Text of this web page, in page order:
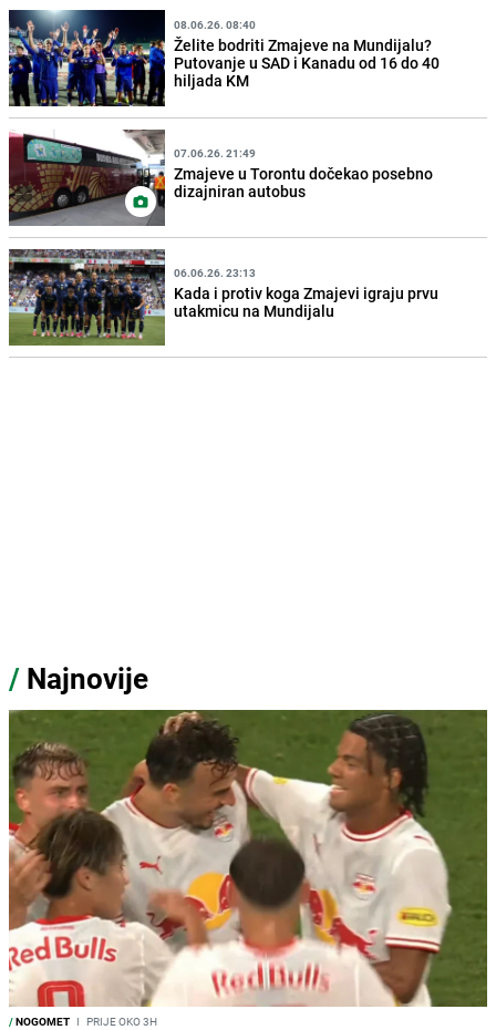
08.06.26. 08:40
Želite bodriti Zmajeve na Mundijalu?
Putovanje u SAD i Kanadu od 16 do 40
hiljada KM
07.06.26. 21:49
Zmajeve u Torontu dočekao posebno
dizajniran autobus
06.06.26. 23:13
Kada i protiv koga Zmajevi igraju prvu
utakmicu na Mundijalu
/ Najnovije
/NOGOMET I PRIJE OKO 3H